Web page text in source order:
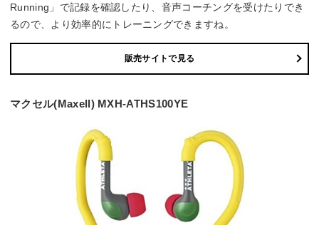
Running」で記録を確認したり、音声コーチングを受けたりでき
るので、より効率的にトレーニングできますね。
販売サイトで見る
マクセル(Maxell) MXH-ATHS100YE